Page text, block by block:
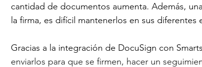
cantidad de documentos aumenta. Además,
la firma, es difícil mantenerlos en sus
Gracias a la integración de DocuSign con
enviarlos para que se firmen, hacer un